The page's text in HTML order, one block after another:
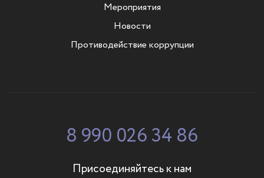
Мероприятия
Новости
Противодействие коррупции
8 990 026 34 86
Присоединяйтесь к нам